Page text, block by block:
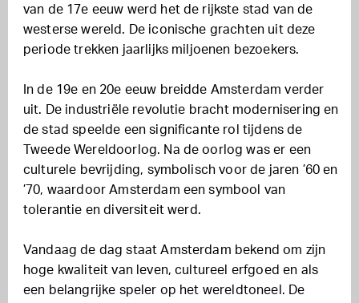
van de 17e eeuw werd het de rijkste stad van de
westerse wereld. De iconische grachten uit deze
periode trekken jaarlijks miljoenen bezoekers.
In de 19e en 20e eeuw breidde Amsterdam verder
uit. De industriële revolutie bracht modernisering en
de stad speelde een significante rol tijdens de
Tweede Wereldoorlog. Na de oorlog was er een
culturele bevrijding, symbolisch voor de jaren ’60 en
’70, waardoor Amsterdam een symbool van
tolerantie en diversiteit werd.
Vandaag de dag staat Amsterdam bekend om zijn
hoge kwaliteit van leven, cultureel erfgoed en als
een belangrijke speler op het wereldtoneel. De